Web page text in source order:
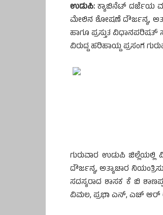
ಉಡುಪಿ: ಕ್ಯಾಬಿನೆಟ್ ದರ್ಜೆಯ
ಮೇಲಿನ ಶೋಷಣೆ ದೌರ್ಜನ್ಯ,
ಹಾಗೂ ಪ್ರಸ್ತುತ
ವಿರುದ್ದ ಹರಿಹಾಯ್ದ ಪ್ರಸಂಗ
ಗುರುವಾರ ಉಡುಪಿ
ದೌರ್ಜನ್ಯ, ಅತ್ಯಾಚಾರ
ಸದಸ್ಯರಾದ ಶಾಸಕ ಕೆ ಬಿ
ವಿಮಲ, ಪ್ರಭಾ ಎನ್, ಎಚ್ ಆರ್